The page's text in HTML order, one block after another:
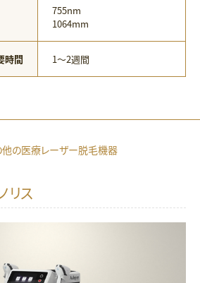
755nm
1064mm
時間 1〜2週間
他の医療レーザー脱毛機器
リス